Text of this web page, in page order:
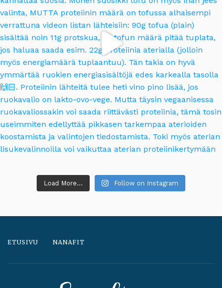
Load More... Follow on Instagram
ETUSIVU NANAFIT